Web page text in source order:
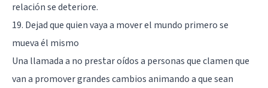
relación se deteriore.
19. Dejad que quien vaya a mover el mundo primero se
mueva él mismo
Una llamada a no prestar oídos a personas que clamen que
van a promover grandes cambios animando a que sean